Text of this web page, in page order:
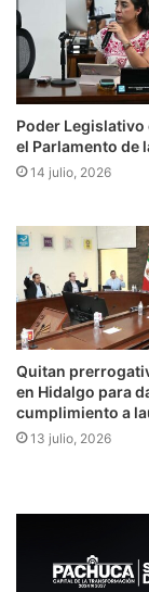
Poder
el Parlamento de
14 julio, 2026
Quitan
en Hidalgo para
cumplimiento a
13 julio, 2026